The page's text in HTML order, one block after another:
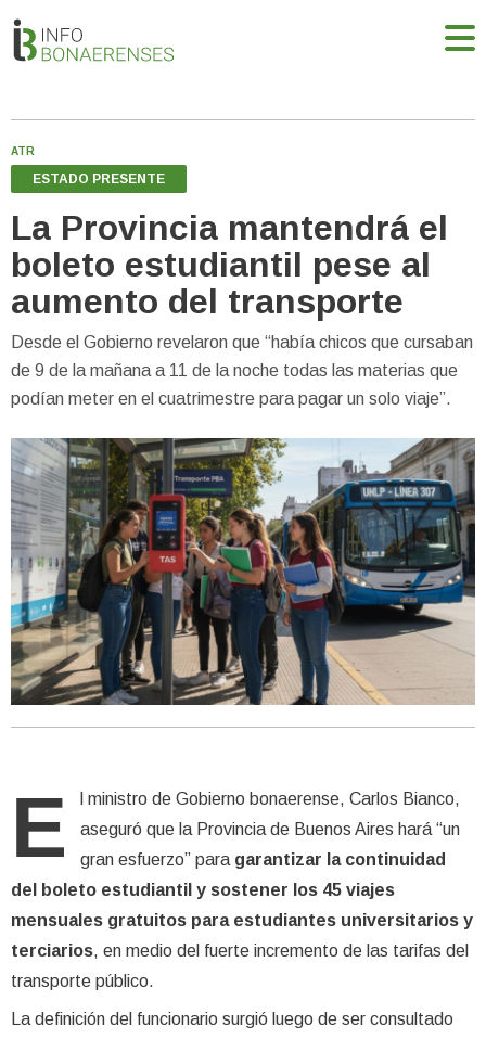
ATR
ESTADO PRESENTE
La Provincia mantendrá el
boleto estudiantil pese al
aumento del transporte
Desde el Gobierno revelaron que “había chicos que cursaban
de 9 de la mañana a 11 de la noche todas las materias que
podían meter en el cuatrimestre para pagar un solo viaje”.
E
l ministro de Gobierno bonaerense, Carlos Bianco,
aseguró que la Provincia de Buenos Aires hará “un
gran esfuerzo” para garantizar la continuidad
del boleto estudiantil y sostener los 45 viajes
mensuales gratuitos para estudiantes universitarios y
terciarios, en medio del fuerte incremento de las tarifas del
transporte público.
La definición del funcionario surgió luego de ser consultado